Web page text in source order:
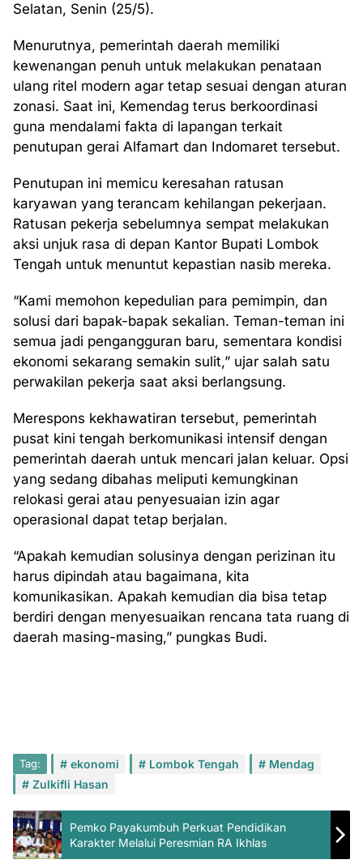
Selatan, Senin (25/5).
Menurutnya, pemerintah daerah memiliki
kewenangan penuh untuk melakukan penataan
ulang ritel modern agar tetap sesuai dengan aturan
zonasi. Saat ini, Kemendag terus berkoordinasi
guna mendalami fakta di lapangan terkait
penutupan gerai Alfamart dan Indomaret tersebut.
Penutupan ini memicu keresahan ratusan
karyawan yang terancam kehilangan pekerjaan.
Ratusan pekerja sebelumnya sempat melakukan
aksi unjuk rasa di depan Kantor Bupati Lombok
Tengah untuk menuntut kepastian nasib mereka.
“Kami memohon kepedulian para pemimpin, dan
solusi dari bapak-bapak sekalian. Teman-teman ini
semua jadi pengangguran baru, sementara kondisi
ekonomi sekarang semakin sulit,” ujar salah satu
perwakilan pekerja saat aksi berlangsung.
Merespons kekhawatiran tersebut, pemerintah
pusat kini tengah berkomunikasi intensif dengan
pemerintah daerah untuk mencari jalan keluar. Opsi
yang sedang dibahas meliputi kemungkinan
relokasi gerai atau penyesuaian izin agar
operasional dapat tetap berjalan.
“Apakah kemudian solusinya dengan perizinan itu
harus dipindah atau bagaimana, kita
komunikasikan. Apakah kemudian dia bisa tetap
berdiri dengan menyesuaikan rencana tata ruang di
daerah masing-masing,” pungkas Budi.
Tag: ekonomi Lombok Tengah
Mendag
Zulkifli Hasan
Pemko Payakumbuh Perkuat Pendidikan
Karakter Melalui Peresmian RA Ikhlas